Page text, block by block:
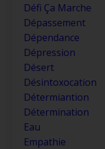
Défi Ça Marche
Dépassement
Dépendance
Dépression
Désert
Désintoxocation
Détermiantion
Détermination
Eau
Empathie